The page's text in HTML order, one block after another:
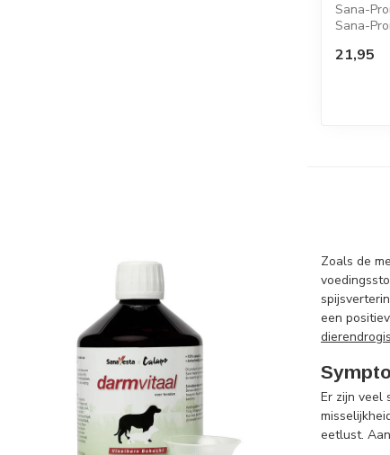
Sana-
Sana-
21,95
Zoals de
een
Er zijn veel
eetlust.